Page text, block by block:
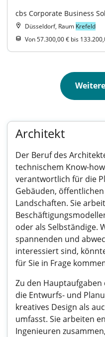
cbs Corporate Business
Düsseldorf, Raum Krefeld
Von 57.300,00 € bis
Architekt
Der Beruf des
technischem Know-
verantwortlich für die
Gebäuden,
Landschaften. Sie
oder als Selbständige.
spannenden und
interessiert sind,
für Sie in Frage
Zu den
die Entwurfs- und
kreatives Design als
umfasst. Sie arbeiten
Ingenieuren